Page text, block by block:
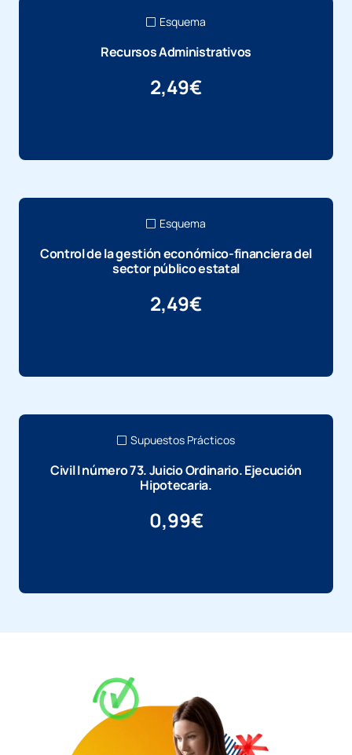
Esquema
Recursos Administrativos
2,49€
Esquema
Control de la gestión económico-financiera del
sector público estatal
2,49€
Supuestos Prácticos
Civil I número 73. Juicio Ordinario. Ejecución
Hipotecaria.
0,99€